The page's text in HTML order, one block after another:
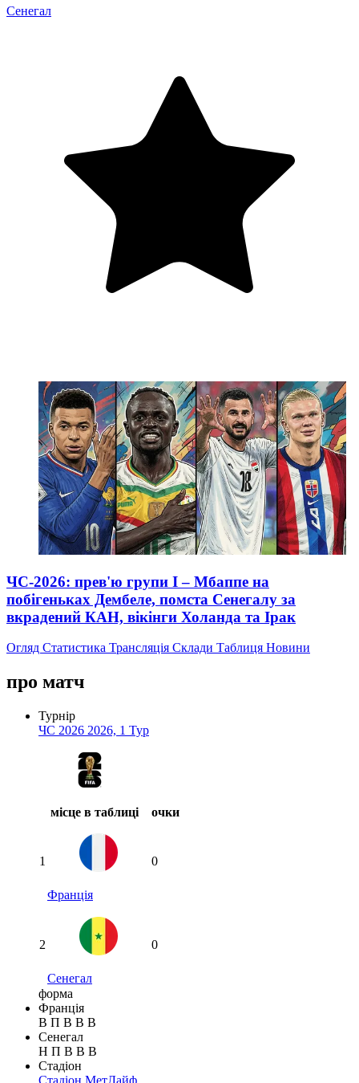
Сенегал
ЧС-2026: прев'ю групи I – Мбаппе на
побігеньках Дембеле, помста Сенегалу за
вкрадений КАН, вікінги Холанда та Ірак
Огляд Статистика Трансляція Склади Таблиця Новини
про матч
Турнір
ЧС 2026 2026, 1 Тур
місце в таблиці очки
1
Франція
0
2
Сенегал
0
форма
Франція
В П В В В
Сенегал
Н П В В В
Стадіон